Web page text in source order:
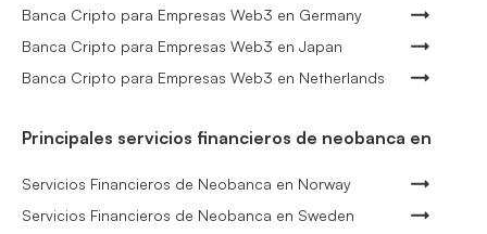
Banca Cripto para Empresas Web3 en Germany
Banca Cripto para Empresas Web3 en Japan
Banca Cripto para Empresas Web3 en Netherlands
Principales servicios financieros de neobanca en
Servicios Financieros de Neobanca en Norway
Servicios Financieros de Neobanca en Sweden